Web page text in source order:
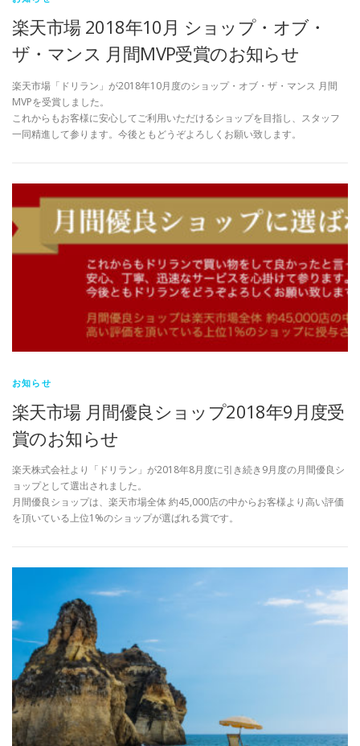
楽天市場 2018年10月 ショップ・オブ・
ザ・マンス 月間MVP受賞のお知らせ
楽天市場「ドリラン」が2018年10月度のショップ・オブ・ザ・マンス 月間
MVPを受賞しました。
これからもお客様に安心してご利用いただけるショップを目指し、スタッフ
一同精進して参ります。今後ともどうぞよろしくお願い致します。
お知らせ
楽天市場 月間優良ショップ2018年9月度受
賞のお知らせ
楽天株式会社より「ドリラン」が2018年8月度に引き続き9月度の月間優良シ
ョップとして選出されました。
月間優良ショップは、楽天市場全体 約45,000店の中からお客様より高い評価
を頂いている上位1%のショップが選ばれる賞です。